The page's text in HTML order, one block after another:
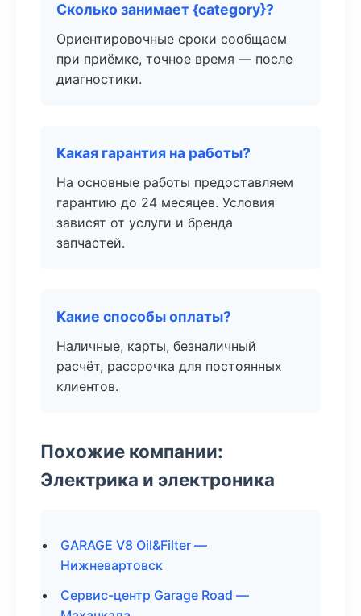
Сколько занимает {category}?
Ориентировочные сроки сообщаем
при приёмке, точное время — после
диагностики.
Какая гарантия на работы?
На основные работы предоставляем
гарантию до 24 месяцев. Условия
зависят от услуги и бренда
запчастей.
Какие способы оплаты?
Наличные, карты, безналичный
расчёт, рассрочка для постоянных
клиентов.
Похожие компании:
Электрика и электроника
GARAGE V8 Oil&Filter —
Нижневартовск
Сервис-центр Garage Road —